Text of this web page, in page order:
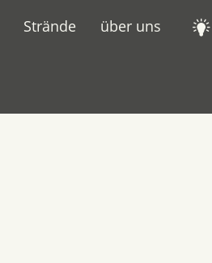
Strände über uns